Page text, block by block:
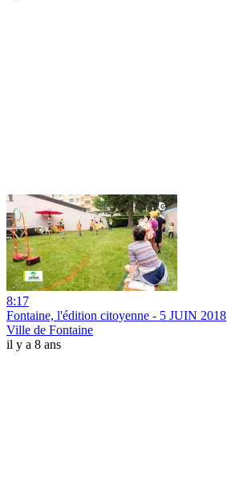
8:17
Fontaine, l'édition citoyenne - 5 JUIN 2018
Ville de Fontaine
il y a 8 ans